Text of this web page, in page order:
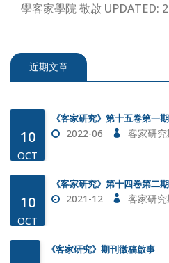
學客家學院 敬啟 UPDATED:
近期文章
10
07
《客家研究》期刊徵稿啟事
2020-07-07 客家學
10
OCT
《客家研究》第十五卷第一
2022-06 客家研究
10
OCT
《客家研究》第十四卷第二
2021-12 客家研究
《客家研究》期刊徵稿啟事